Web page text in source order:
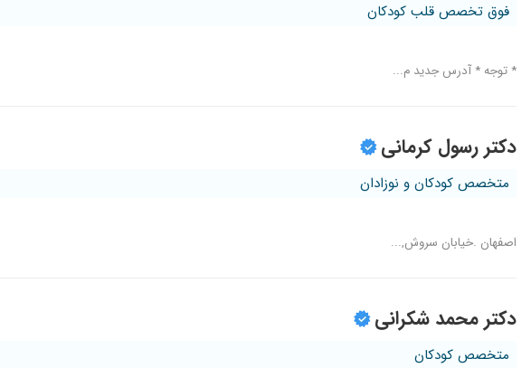
فوق تخصص قلب کودکان
* توجه * آدرس جدید م...
دکتر رسول کرمانی
متخصص کودکان و نوزادان
اصفهان .خیابان سروش,...
دکتر محمد شکرانی
متخصص کودکان